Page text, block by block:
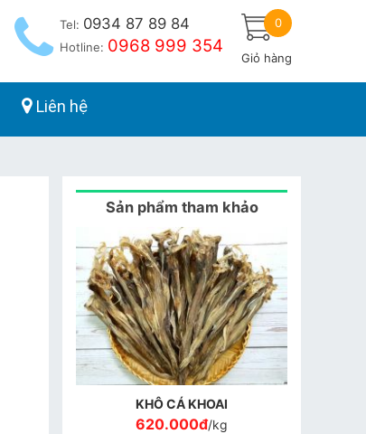
Tel: 0934 87 89 84
Hotline: 0968 999 354
0
Giỏ hàng
Liên hệ
Sản phẩm tham khảo
KHÔ CÁ KHOAI
620.000đ/kg